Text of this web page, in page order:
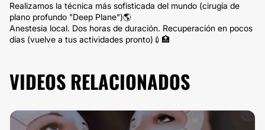
Realizamos la técnica más sofisticada del mundo (cirugía de
plano profundo "Deep Plane")🌎
Anestesia local. Dos horas de duración. Recuperación en pocos
días (vuelve a tus actividades pronto)💉🏥
VIDEOS RELACIONADOS